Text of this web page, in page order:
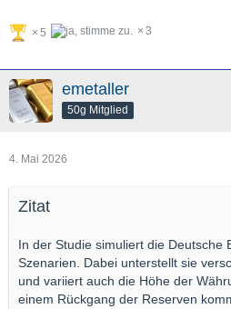
5 3
emetaller
50g Mitglied
4. Mai 2026
Zitat
In der Studie simuliert die Deutsche
Szenarien. Dabei unterstellt sie
und variiert auch die Höhe der
einem Rückgang der Reserven